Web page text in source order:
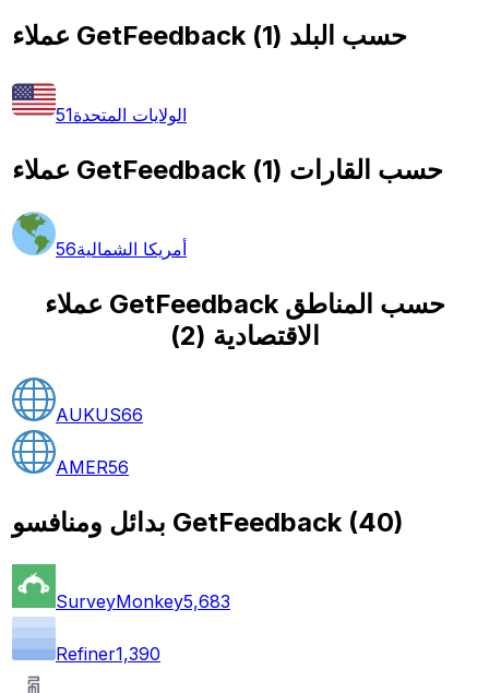
عملاء GetFeedback حسب البلد (
1
)
الولايات المتحدة51
عملاء GetFeedback حسب القارات (
1
)
أمريكا الشمالية56
عملاء GetFeedback حسب المناطق
الاقتصادية (
2
)
AUKUS66
AMER56
بدائل ومنافسو GetFeedback (40)
SurveyMonkey5,683
Refiner1,390